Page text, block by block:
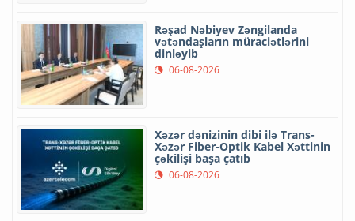
Rəşad Nəbiyev Zəngilanda
vətəndaşların müraciətlərini
dinləyib
06-08-2026
Xəzər dənizinin dibi ilə Trans-
Xəzər Fiber-Optik Kabel Xəttinin
çəkilişi başa çatıb
06-08-2026